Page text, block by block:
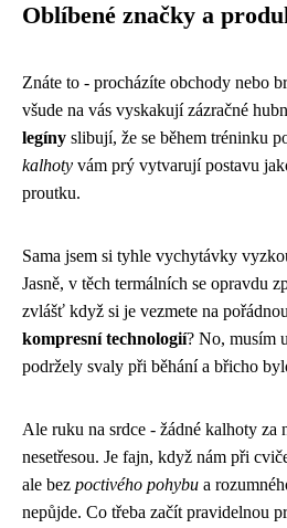
Oblíbené značky a
Znáte to - procházíte obchody nebo
všude na vás vyskakují zázračné
legíny slibují, že se během tréninku
kalhoty vám prý vytvarují postavu
proutku.
Sama jsem si tyhle vychytávky
Jasně, v těch termálních se opravdu
zvlášť když si je vezmete na
kompresní technologií? No, musím
podržely svaly při běhání a břicho
Ale ruku na srdce - žádné kalhoty za
nesetřesou. Je fajn, když nám při
ale bez poctivého pohybu a
nepůjde. Co třeba začít pravidelnou